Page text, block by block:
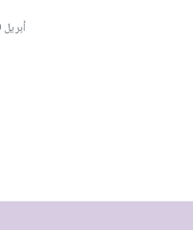
أبريل 2020